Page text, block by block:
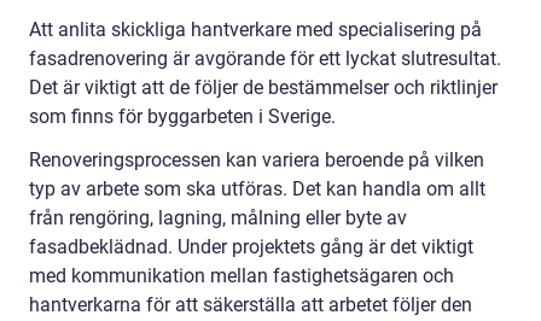
Att anlita skickliga hantverkare med specialisering på
fasadrenovering är avgörande för ett lyckat slutresultat.
Det är viktigt att de följer de bestämmelser och riktlinjer
som finns för byggarbeten i Sverige.
Renoveringsprocessen kan variera beroende på vilken
typ av arbete som ska utföras. Det kan handla om allt
från rengöring, lagning, målning eller byte av
fasadbeklädnad. Under projektets gång är det viktigt
med kommunikation mellan fastighetsägaren och
hantverkarna för att säkerställa att arbetet följer den